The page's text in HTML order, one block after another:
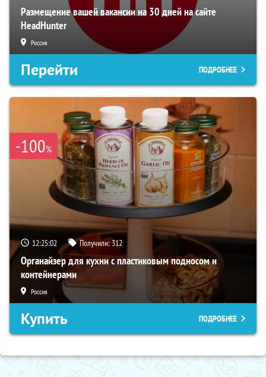
Размещение вашей вакансии на 30 дней на сайте
HeadHunter
Россия
Перейти ПОДРОБНЕЕ
-100%
12:25:01 Получили: 312
Органайзер для кухни с пластиковым подносом и
контейнерами
Россия
Купить ПОДРОБНЕЕ